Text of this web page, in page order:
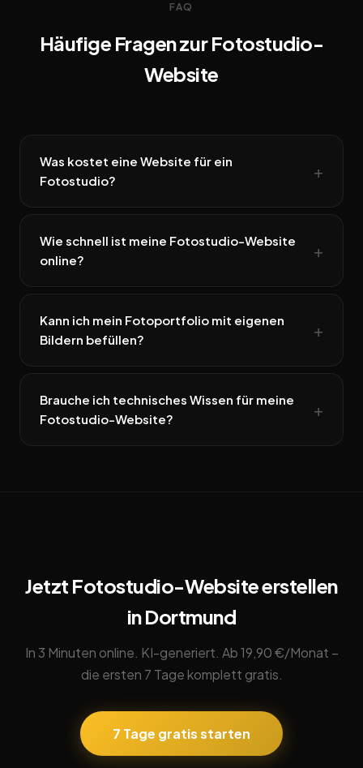
FAQ
Häufige Fragen zur Fotostudio-
Website
Was kostet eine Website für ein
Fotostudio?
Wie schnell ist meine Fotostudio-Website
online?
Kann ich mein Fotoportfolio mit eigenen
Bildern befüllen?
Brauche ich technisches Wissen für meine
Fotostudio-Website?
Jetzt Fotostudio-Website erstellen
in Dortmund
In 3 Minuten online. KI-generiert. Ab 19,90 €/Monat –
die ersten 7 Tage komplett gratis.
7 Tage gratis starten